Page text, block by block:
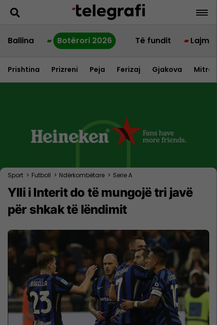
Ballina Botërori 2026 Të fundit Lajme
Prishtina Prizreni Peja Ferizaj Gjakova
Sport > Futboll > Ndërkombëtare > Serie A
Ylli i Interit do të mungojë tri javë
për shkak të lëndimit